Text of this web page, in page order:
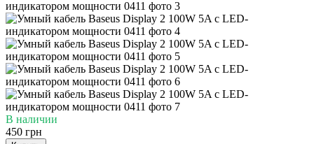
В наличии
450 грн